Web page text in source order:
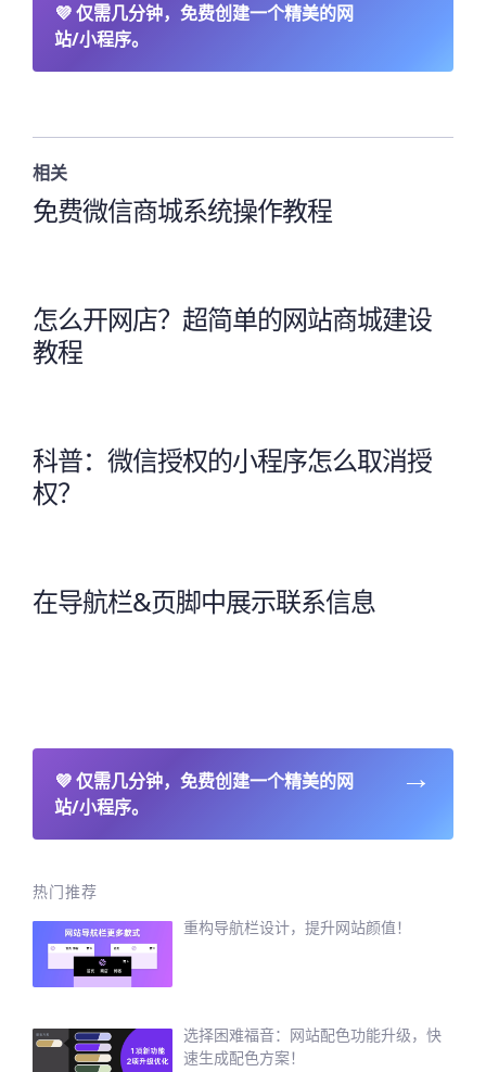
💜仅需几分钟，免费创建一个精美的网
站/小程序。
相关
免费微信商城系统操作教程
怎么开网店？超简单的网站商城建设
教程
科普：微信授权的小程序怎么取消授
权？
在导航栏&页脚中展示联系信息
💜仅需几分钟，免费创建一个精美的网
站/小程序。
→
热门推荐
重构导航栏设计，提升网站颜值！
选择困难福音：网站配色功能升级，快
速生成配色方案！